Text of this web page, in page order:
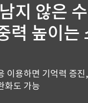
지 않은
력 높이는
이용하면 기억력 증진
화도 가능